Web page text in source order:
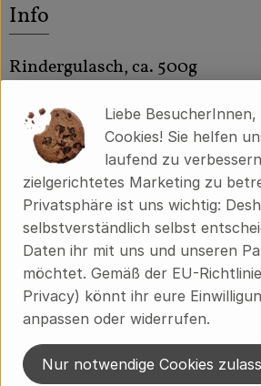
Info
Rindergulasch, ca. 500g
Demeter Qualität
Produktinformationen
Herkunft
Hersteller: Ökodorf Brodowin
Ökodorf Brodowin
Liebe
Cookies! Sie helfen
laufend zu
zielgerichtetes Marketing zu
Privatsphäre ist uns wichtig:
selbstverständlich selbst
Daten ihr mit uns und unseren
möchtet. Gemäß der EU-
Privacy) könnt ihr eure
anpassen oder widerrufen.
Nur notwendige Cookies